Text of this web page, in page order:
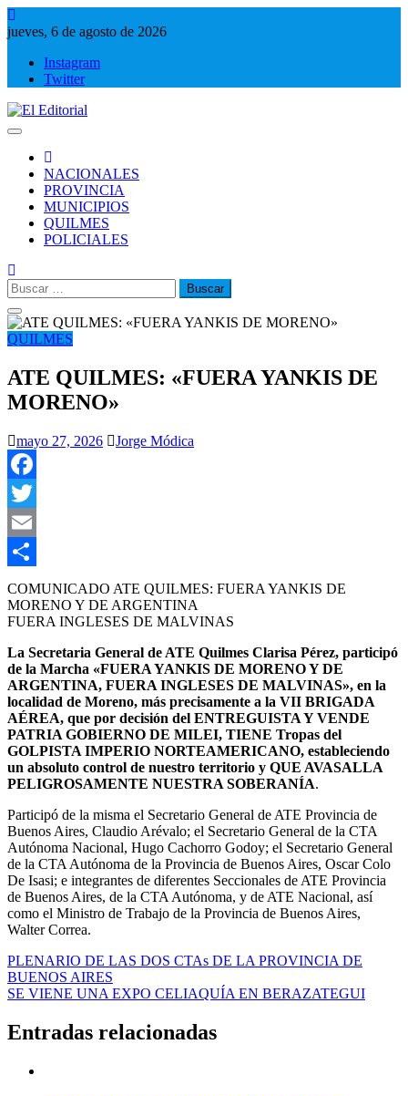
Saltar
al
jueves, 6 de agosto de 2026
Instagram
Twitter
NACIONALES
PROVINCIA
MUNICIPIOS
QUILMES
POLICIALES
Buscar:
QUILMES
ATE QUILMES: «FUERA YANKIS DE
MORENO»
mayo 27, 2026 Jorge Módica
Facebook
Twitter
Email
Compartir
COMUNICADO ATE QUILMES: FUERA YANKIS DE
MORENO Y DE ARGENTINA
FUERA INGLESES DE MALVINAS
La Secretaria General de ATE Quilmes Clarisa Pérez, participó
de la Marcha «FUERA YANKIS DE MORENO Y DE
ARGENTINA, FUERA INGLESES DE MALVINAS», en la
localidad de Moreno, más precisamente a la VII BRIGADA
AÉREA, que por decisión del ENTREGUISTA Y VENDE
PATRIA GOBIERNO DE MILEI, TIENE Tropas del
GOLPISTA IMPERIO NORTEAMERICANO, estableciendo
un absoluto control de nuestro territorio y QUE AVASALLA
PELIGROSAMENTE NUESTRA SOBERANÍA.
Participó de la misma el Secretario General de ATE Provincia de
Buenos Aires, Claudio Arévalo; el Secretario General de la CTA
Autónoma Nacional, Hugo Cachorro Godoy; el Secretario General
de la CTA Autónoma de la Provincia de Buenos Aires, Oscar Colo
De Isasi; e integrantes de diferentes Seccionales de ATE Provincia
de Buenos Aires, de la CTA Autónoma, y de ATE Nacional, así
como el Ministro de Trabajo de la Provincia de Buenos Aires,
Walter Correa.
Navegación
de
PLENARIO DE LAS DOS CTAs DE LA PROVINCIA DE
BUENOS AIRES
SE VIENE UNA EXPO CELIAQUÍA EN BERAZATEGUI
Entradas relacionadas